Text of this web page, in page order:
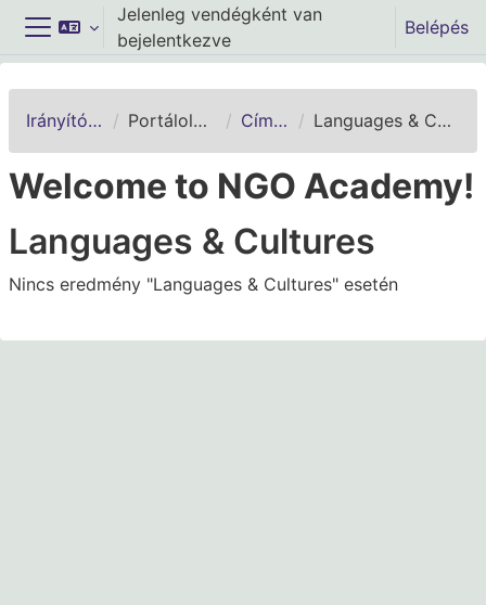
Tovább a fő tartalomhoz
Oldalpanel
Jelenleg vendégként van
bejelentkezve
Belépés
Irányítópult Portáloldalak Címkék Languages & Cultures
Welcome to NGO Academy!
Languages & Cultures
Nincs eredmény "Languages & Cultures" esetén